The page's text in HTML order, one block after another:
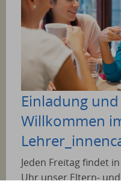
Einladung
Willkommen
Jeden Freitag findet
Uhr unser Eltern-